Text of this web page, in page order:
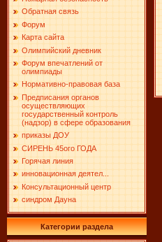
Обратная связь
Форум
Карта сайта
Олимпийский дневник
Форум впечатлений от
олимпиады
Нормативно-правовая база
Предписания органов
осуществляющих
государственный контроль
(надзор) в сфере образования
приказы ДОУ
СИРЕНЬ 45ого ГОДА
Горячая линия
инновационная деятел...
Консультационный центр
синдром Дауна
Категории раздела